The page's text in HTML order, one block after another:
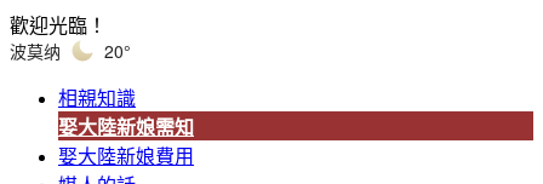
歡迎光臨！
波莫纳 20°
相親知識
娶大陸新娘需知
娶大陸新娘費用